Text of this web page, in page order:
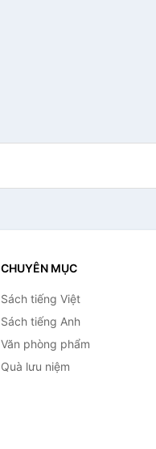
CHUYÊN MỤC
Sách tiếng Việt
Sách tiếng Anh
Văn phòng phẩm
Quà lưu niệm